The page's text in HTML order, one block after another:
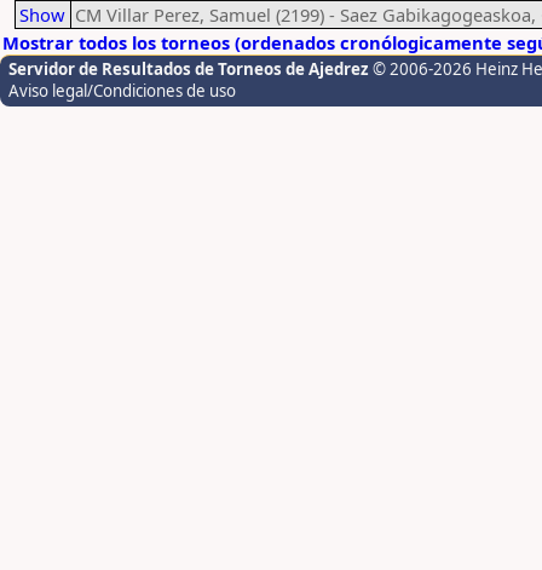
Show CM Villar Perez, Samuel (2199) - Saez Gabikagogeaskoa,
Mostrar todos los torneos (ordenados cronólogicamente
Servidor de Resultados de Torneos de Ajedrez © 2006-2026 Heinz
Aviso legal/Condiciones de uso